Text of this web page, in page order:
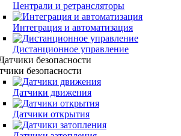
Централи и ретрансляторы
Интеграция и автоматизация
Дистанционное управление
безопасности
Датчики движения
Датчики открытия